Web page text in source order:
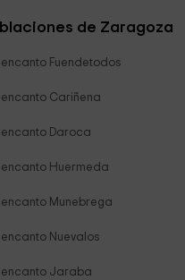
de Zaragoza
Fuendetodos
Cariñena
Daroca
Huermeda
Munebrega
Nuevalos
encanto Jaraba